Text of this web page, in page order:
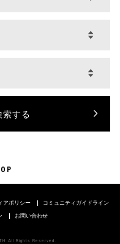
アポリシー コミュニティガイドライン
お問い合わせ
All Rights Reserved.